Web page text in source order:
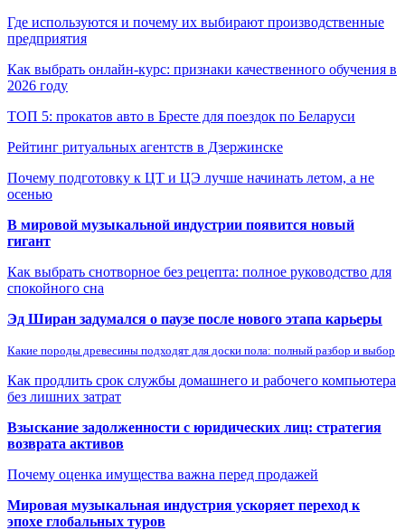
Где используются и почему их выбирают производственные
предприятия
Как выбрать онлайн-курс: признаки качественного обучения в
2026 году
ТОП 5: прокатов авто в Бресте для поездок по Беларуси
Рейтинг ритуальных агентств в Дзержинске
Почему подготовку к ЦТ и ЦЭ лучше начинать летом, а не
осенью
В мировой музыкальной индустрии появится новый
гигант
Как выбрать снотворное без рецепта: полное руководство для
спокойного сна
Эд Ширан задумался о паузе после нового этапа карьеры
Какие породы древесины подходят для доски пола: полный разбор и выбор
Как продлить срок службы домашнего и рабочего компьютера
без лишних затрат
Взыскание задолженности с юридических лиц: стратегия
возврата активов
Почему оценка имущества важна перед продажей
Мировая музыкальная индустрия ускоряет переход к
эпохе глобальных туров